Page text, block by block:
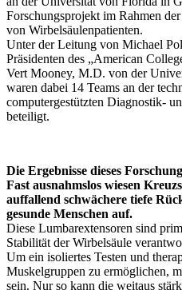
Forschungsprojekt im Rahmen
von Wirbelsäulenpatienten.
Unter der Leitung von Michael
Präsidenten des „American
Vert Mooney, M.D. von der
waren dabei 14 Teams an der
computergestützten Diagnostik-
beteiligt.
Die Ergebnisse dieses
Fast ausnahmslos wiesen
auffallend schwächere tiefe
gesunde Menschen auf.
Diese Lumbarextensoren sind
Stabilität der Wirbelsäule
Um ein isoliertes Testen und
Muskelgruppen zu ermöglichen,
sein. Nur so kann die weitaus